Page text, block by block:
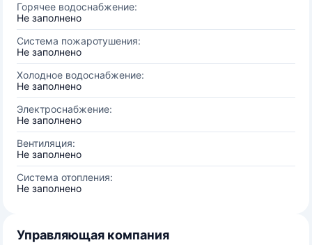
Горячее водоснабжение:
Не заполнено
Система пожаротушения:
Не заполнено
Холодное водоснабжение:
Не заполнено
Электроснабжение:
Не заполнено
Вентиляция:
Не заполнено
Система отопления:
Не заполнено
Управляющая компания